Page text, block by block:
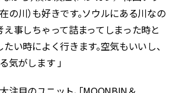
の川）も好きです。ソウルにある川なの
え事しちゃって詰まってしまった時と
い時によく行きます。空気もいいし、
気がします 」